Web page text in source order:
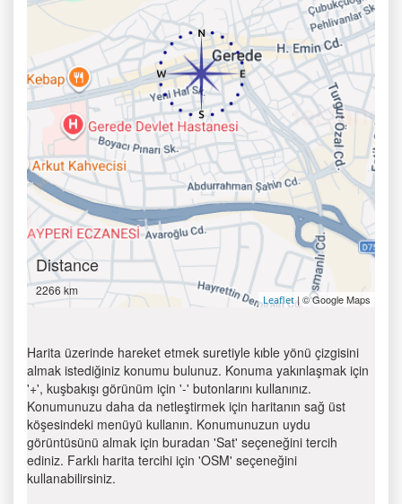
Distance
2266 km
Leaflet| © Google Maps
Harita üzerinde hareket etmek suretiyle kıble yönü çizgisini
almak istediğiniz konumu bulunuz. Konuma yakınlaşmak için
'+', kuşbakışı görünüm için '-' butonlarını kullanınız.
Konumunuzu daha da netleştirmek için haritanın sağ üst
köşesindeki menüyü kullanın. Konumunuzun uydu
görüntüsünü almak için buradan 'Sat' seçeneğini tercih
ediniz. Farklı harita tercihi için 'OSM' seçeneğini
kullanabilirsiniz.